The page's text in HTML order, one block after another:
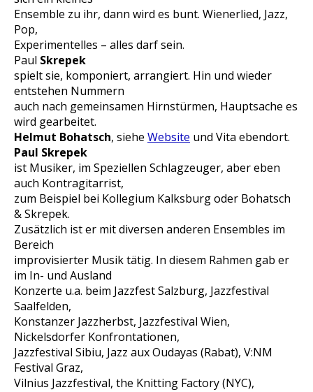
Ensemble zu ihr, dann wird es bunt. Wienerlied, Jazz,
Pop,
Experimentelles – alles darf sein.
Paul Skrepek
spielt sie, komponiert, arrangiert. Hin und wieder
entstehen Nummern
auch nach gemeinsamen Hirnstürmen, Hauptsache es
wird gearbeitet.
Helmut Bohatsch, siehe Website und Vita ebendort.
Paul Skrepek
ist Musiker, im Speziellen Schlagzeuger, aber eben
auch Kontragitarrist,
zum Beispiel bei Kollegium Kalksburg oder Bohatsch
& Skrepek.
Zusätzlich ist er mit diversen anderen Ensembles im
Bereich
improvisierter Musik tätig. In diesem Rahmen gab er
im In- und Ausland
Konzerte u.a. beim Jazzfest Salzburg, Jazzfestival
Saalfelden,
Konstanzer Jazzherbst, Jazzfestival Wien,
Nickelsdorfer Konfrontationen,
Jazzfestival Sibiu, Jazz aux Oudayas (Rabat), V:NM
Festival Graz,
Vilnius Jazzfestival, the Knitting Factory (NYC),